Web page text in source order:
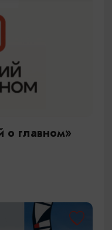
о главном»